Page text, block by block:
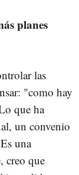
planes
las
"como hay
que ha
un convenio
una
creo que